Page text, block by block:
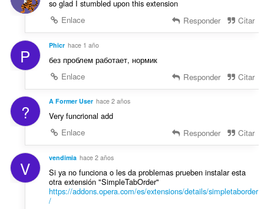
so glad I stumbled upon this extension
Enlace
Responder Citar
P Phicr hace 1 año
без проблем работает, нормик
Enlace
Responder Citar
? A Former User hace 2 años
Very funcrional add
Enlace
Responder Citar
V vendimia hace 2 años
Si ya no funciona o les da problemas prueben instalar esta
otra extensión "SimpleTabOrder"
https://addons.opera.com/es/extensions/details/simpletaborder
/